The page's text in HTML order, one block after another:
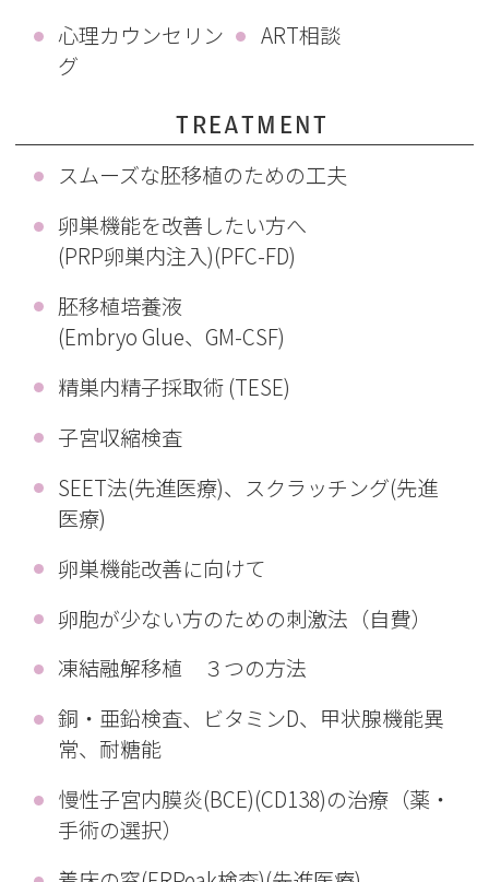
心理カウンセリン
グ
ART相談
TREATMENT
スムーズな胚移植のための工夫
卵巣機能を改善したい方へ
(PRP卵巣内注入)(PFC-FD)
胚移植培養液
(Embryo Glue、GM-CSF)
精巣内精子採取術 (TESE)
子宮収縮検査
SEET法(先進医療)、スクラッチング(先進
医療)
卵巣機能改善に向けて
卵胞が少ない方のための刺激法（自費）
凍結融解移植 ３つの方法
銅・亜鉛検査、ビタミンD、甲状腺機能異
常、耐糖能
慢性子宮内膜炎(BCE)(CD138)の治療（薬・
手術の選択）